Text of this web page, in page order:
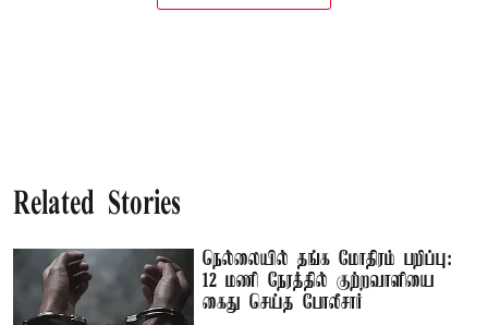
Related Stories
நெல்லையில் தங்க மோதிரம் பறிப்பு:
12 மணி நேரத்தில் குற்றவாளியை
கைது செய்த போலீசார்